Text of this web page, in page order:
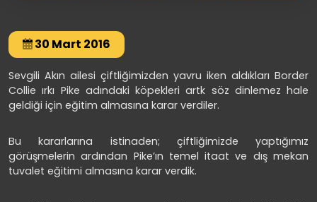
30 Mart 2016
Sevgili Akın ailesi çiftliğimizden yavru iken aldıkları Border
Collie ırkı Pike adındaki köpekleri artk söz dinlemez hale
geldiği için eğitim almasına karar verdiler.
Bu kararlarına istinaden; çiftliğimizde yaptığımız
görüşmelerin ardından Pike’ın temel itaat ve dış mekan
tuvalet eğitimi almasına karar verdik.